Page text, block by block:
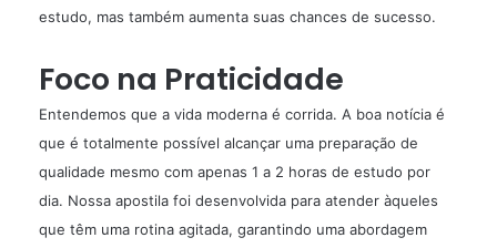
estudo, mas também aumenta suas chances de sucesso.
Foco na Praticidade
Entendemos que a vida moderna é corrida. A boa notícia é
que é totalmente possível alcançar uma preparação de
qualidade mesmo com apenas 1 a 2 horas de estudo por
dia. Nossa apostila foi desenvolvida para atender àqueles
que têm uma rotina agitada, garantindo uma abordagem